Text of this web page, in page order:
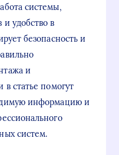
системы,
удобство в
безопасность и
и
в статье помогут
информацию и
систем.